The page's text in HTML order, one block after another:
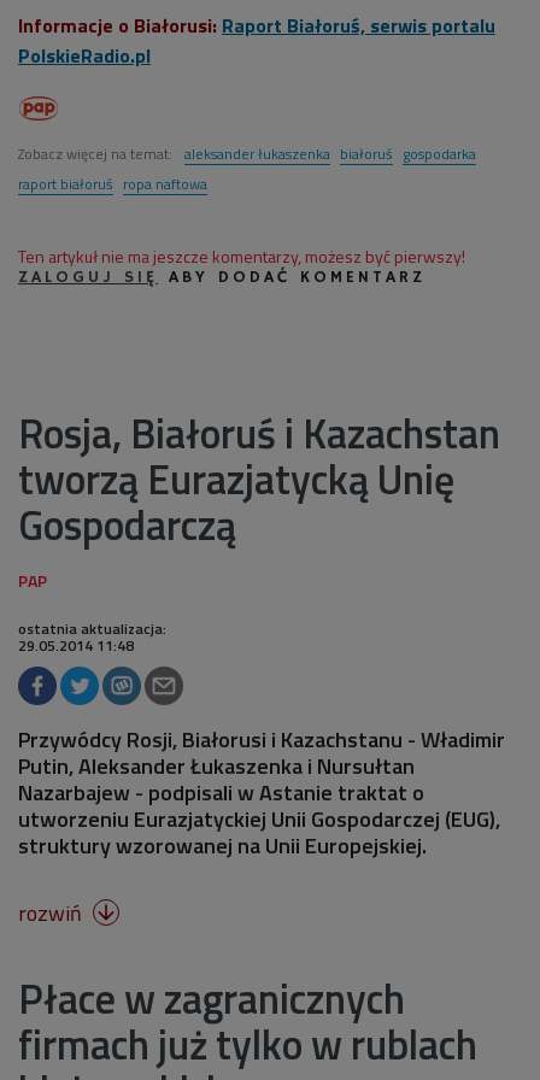
Informacje o Białorusi: Raport Białoruś, serwis portalu
PolskieRadio.pl
Zobacz więcej na temat: aleksander łukaszenka białoruś gospodarka
raport białoruś ropa naftowa
Ten artykuł nie ma jeszcze komentarzy, możesz być pierwszy!
ZALOGUJ SIĘ ABY DODAĆ KOMENTARZ
Rosja, Białoruś i Kazachstan
tworzą Eurazjatycką Unię
Gospodarczą
ostatnia aktualizacja:
29.05.2014 11:48
Przywódcy Rosji, Białorusi i Kazachstanu - Władimir
Putin, Aleksander Łukaszenka i Nursułtan
Nazarbajew - podpisali w Astanie traktat o
utworzeniu Eurazjatyckiej Unii Gospodarczej (EUG),
struktury wzorowanej na Unii Europejskiej.
rozwiń 
Płace w zagranicznych
firmach już tylko w rublach